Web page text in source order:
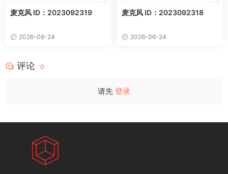
麦克风 ID：2023092319
2026-06-24
麦克风 ID：2023092318
2026-06-24
评论 0
请先 登录